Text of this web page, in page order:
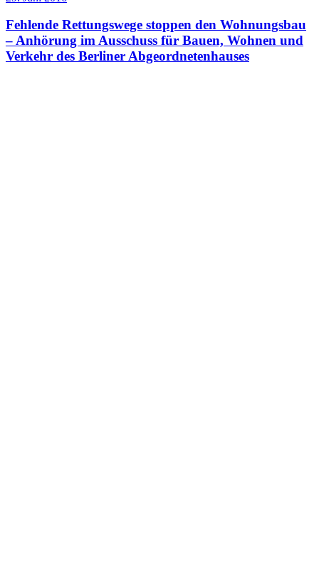
Fehlende Rettungswege stoppen den Wohnungsbau
– Anhörung im Ausschuss für Bauen, Wohnen und
Verkehr des Berliner Abgeordnetenhauses